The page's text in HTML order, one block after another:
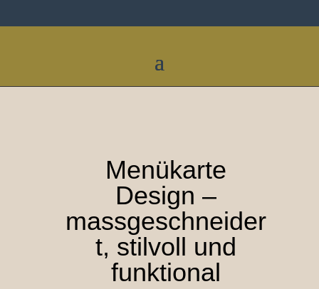
Menükarte
Design –
massgeschneider
t, stilvoll und
funktional